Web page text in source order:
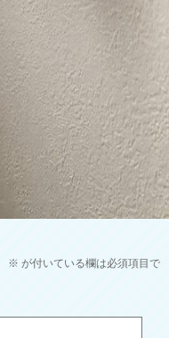
※ が付いている欄は必須項目で